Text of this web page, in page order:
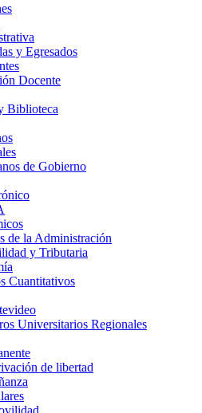
y Egresados
Docente
Biblioteca
de Gobierno
de la Administración
y Tributaria
Cuantitativos
Universitarios Regionales
de libertad